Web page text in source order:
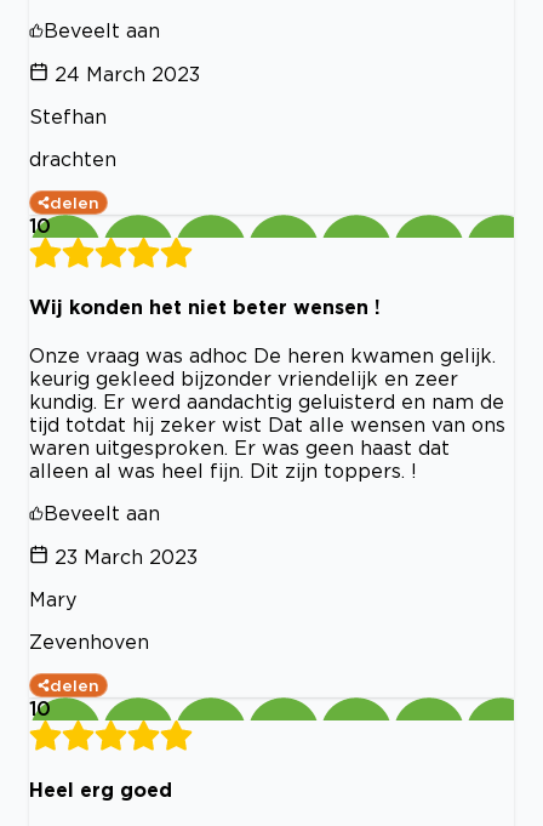
Beveelt aan
24 March 2023
Stefhan
drachten
delen
10
Wij konden het niet beter wensen !
Onze vraag was adhoc De heren kwamen gelijk.
keurig gekleed bijzonder vriendelijk en zeer
kundig. Er werd aandachtig geluisterd en nam de
tijd totdat hij zeker wist Dat alle wensen van ons
waren uitgesproken. Er was geen haast dat
alleen al was heel fijn. Dit zijn toppers. !
Beveelt aan
23 March 2023
Mary
Zevenhoven
delen
10
Heel erg goed